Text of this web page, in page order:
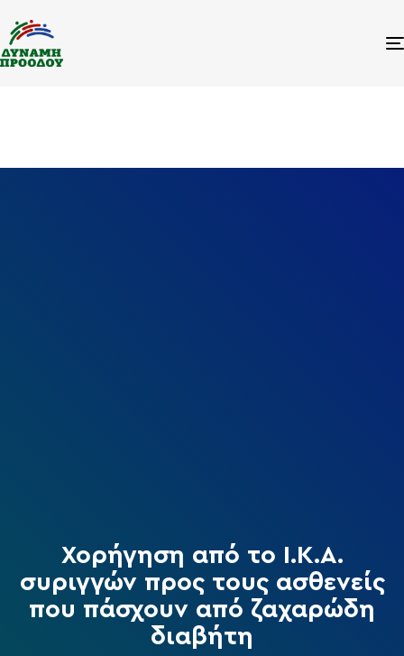
Χορήγηση από το Ι.Κ.Α.
συριγγών προς τους ασθενείς
που πάσχουν από ζαχαρώδη
διαβήτη